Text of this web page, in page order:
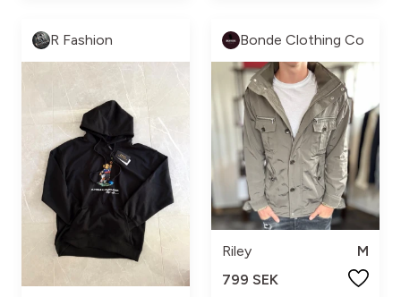
R Fashion Bonde Clothing Co
Riley
M
799 SEK